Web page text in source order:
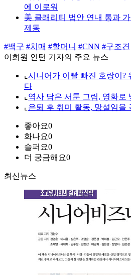
에 이로워
美 클래리티 법안 연내 통과
제동
#백구 #치매 #할머니 #CNN #구조견
이희원 인턴 기자의 주요 뉴스
⌞ 시니어가 이빨 빠진 호랑이?
다
⌞ 역사 담은 서툰 그림, 영화로
⌞ 은퇴 후 취미 활동, 망설임을
좋아요0
화나요0
슬퍼요0
더 궁금해요0
최신뉴스